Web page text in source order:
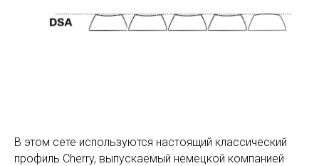
В этом сете используются настоящий классический
профиль Cherry, выпускаемый немецкой компанией